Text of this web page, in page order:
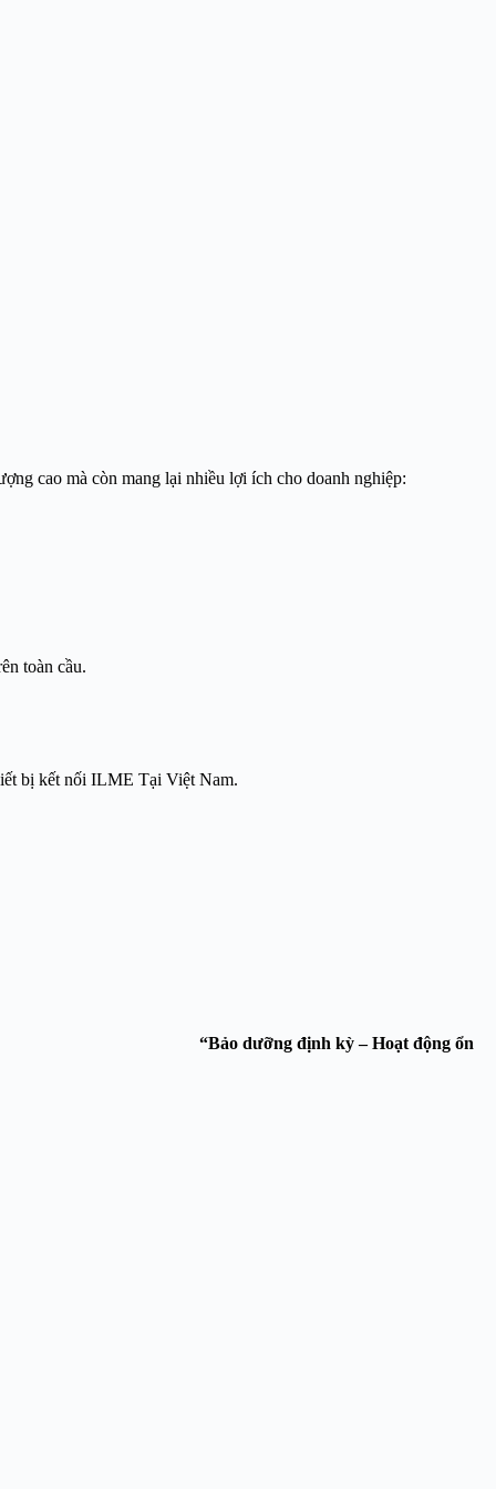
cao mà còn mang lại nhiều lợi ích cho doanh nghiệp:
toàn cầu.
bị kết nối ILME Tại Việt Nam.
“Bảo dưỡng định kỳ – Hoạt động ổn